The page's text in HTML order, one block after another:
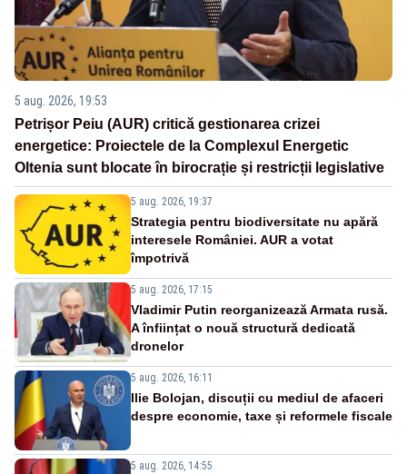
5 aug. 2026, 19:53
Petrișor Peiu (AUR) critică gestionarea crizei
energetice: Proiectele de la Complexul Energetic
Oltenia sunt blocate în birocrație și restricții legislative
5 aug. 2026, 19:37
Strategia pentru biodiversitate nu apără
interesele României. AUR a votat
împotrivă
5 aug. 2026, 17:15
Vladimir Putin reorganizează Armata rusă.
A înființat o nouă structură dedicată
dronelor
5 aug. 2026, 16:11
Ilie Bolojan, discuții cu mediul de afaceri
despre economie, taxe și reformele fiscale
5 aug. 2026, 14:55